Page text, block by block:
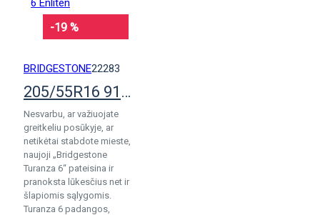
-19 %
BRIDGESTONE22283
205/55R16 91V Bridgestone Turanza 6 Enliten
Nesvarbu, ar važiuojate
greitkeliu posūkyje, ar
netikėtai stabdote mieste,
naujoji „Bridgestone
Turanza 6“ pateisina ir
pranoksta lūkesčius net ir
šlapiomis sąlygomis.
Turanza 6 padangos,